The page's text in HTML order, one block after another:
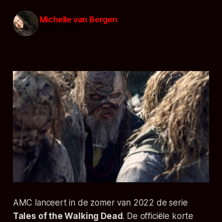
Michelle van Bergen
AMC lanceert in de zomer van 2022 de serie
Tales of the Walking Dead. De officiële korte